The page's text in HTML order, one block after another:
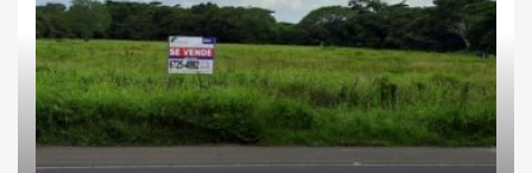
FincasInversionesLotes
comercialesNegocios